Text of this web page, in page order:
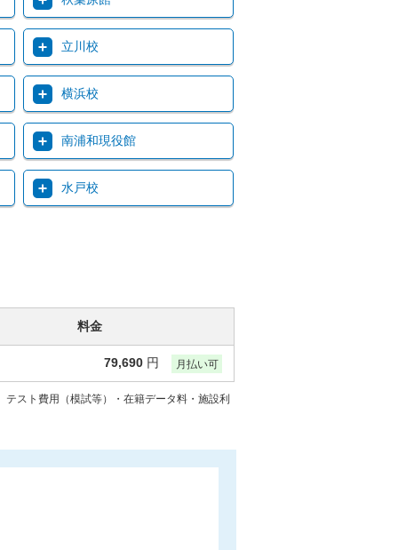
立川校
横浜校
南浦和現役館
水戸校
料金
79,690 円 月払い可
スト費用（模試等）・在籍データ料・施設利